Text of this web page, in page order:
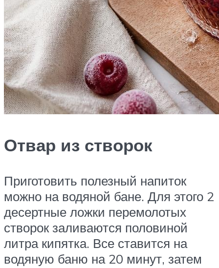
Отвар из створок
Приготовить полезный напиток
можно на водяной бане. Для этого 2
десертные ложки перемолотых
створок заливаются половиной
литра кипятка. Все ставится на
водяную баню на 20 минут, затем